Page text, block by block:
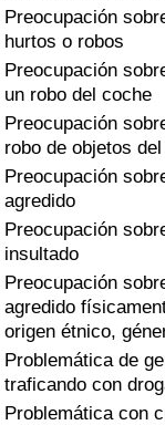
Preocupación
hurtos o robos
Preocupación
un robo del coche
Preocupación
robo de objetos
Preocupación
agredido
Preocupación
insultado
Preocupación
agredido
origen étnico,
Problemática de
traficando con
Problemática con
Sanidad
Índice de
Índice de
Índice de
Contaminación
Índice de
Índice de
Índice de